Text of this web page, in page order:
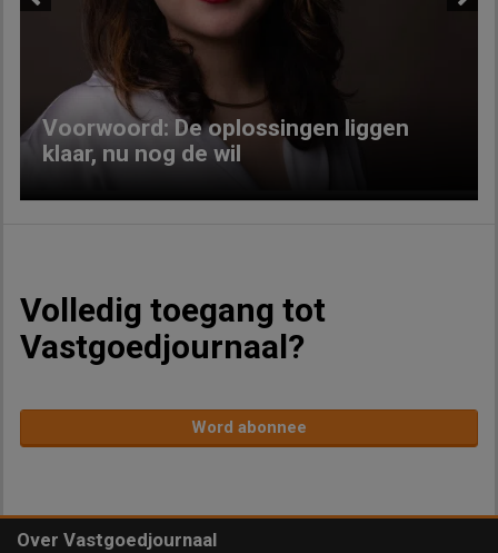
Voorwoord: De oplossingen liggen
klaar, nu nog de wil
Volledig toegang tot
Vastgoedjournaal?
Word abonnee
Over Vastgoedjournaal